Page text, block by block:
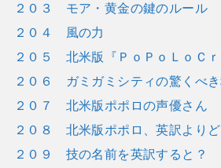
２０３ モア・黄金の鍵のルール
２０４ 風の力
２０５ 北米版『ＰｏＰｏＬｏＣ
２０６ ガミガミシティの驚くべ
２０７ 北米版ポポロの声優さん
２０８ 北米版ポポロ、英訳よりど
２０９ 技の名前を英訳すると？